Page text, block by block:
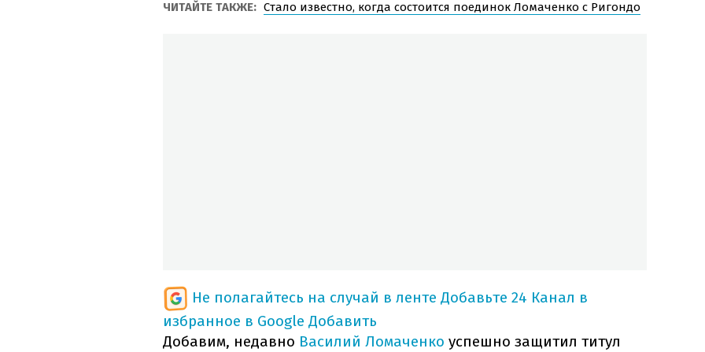
ЧИТАЙТЕ ТАКЖЕ: Стало известно, когда состоится поединок Ломаченко с Ригондо
Не полагайтесь на случай в ленте Добавьте 24 Канал в
избранное в Google Добавить
Добавим, недавно Василий Ломаченко успешно защитил титул